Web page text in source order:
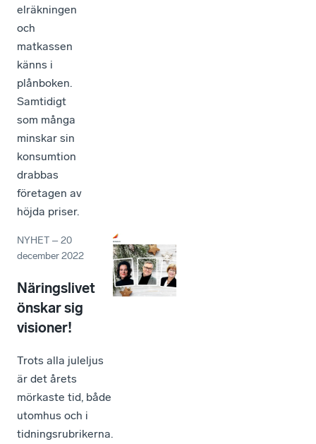
elräkningen
och
matkassen
känns i
plånboken.
Samtidigt
som många
minskar sin
konsumtion
drabbas
företagen av
höjda priser.
NYHET –20
december 2022
Näringslivet
önskar sig
visioner!
Trots alla juleljus
är det årets
mörkaste tid, både
utomhus och i
tidningsrubrikerna.